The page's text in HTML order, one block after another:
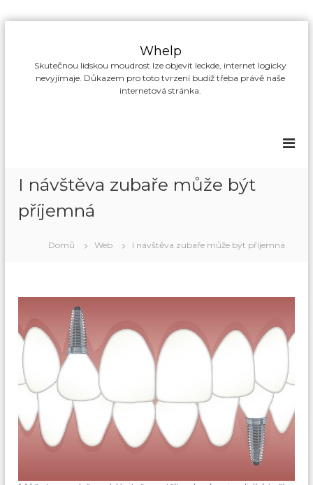
Whelp
Skutečnou lidskou moudrost lze objevit leckde, internet logicky
nevyjímaje. Důkazem pro toto tvrzení budiž třeba právě naše
internetová stránka.
I návštěva zubaře může být
příjemná
Domů Web I návštěva zubaře může být příjemná